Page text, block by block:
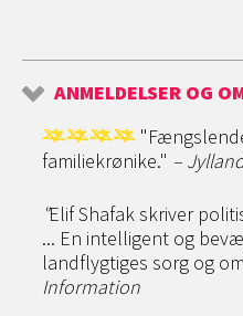
ANMELDELSER OG
familiekrønike." –
"Elif Shafak skriver
... En intelligent og
landflygtiges sorg og
Information